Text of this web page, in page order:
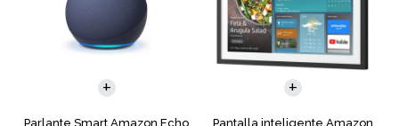
Parlante Smart Amazon Echo
Pantalla inteligente Amazon